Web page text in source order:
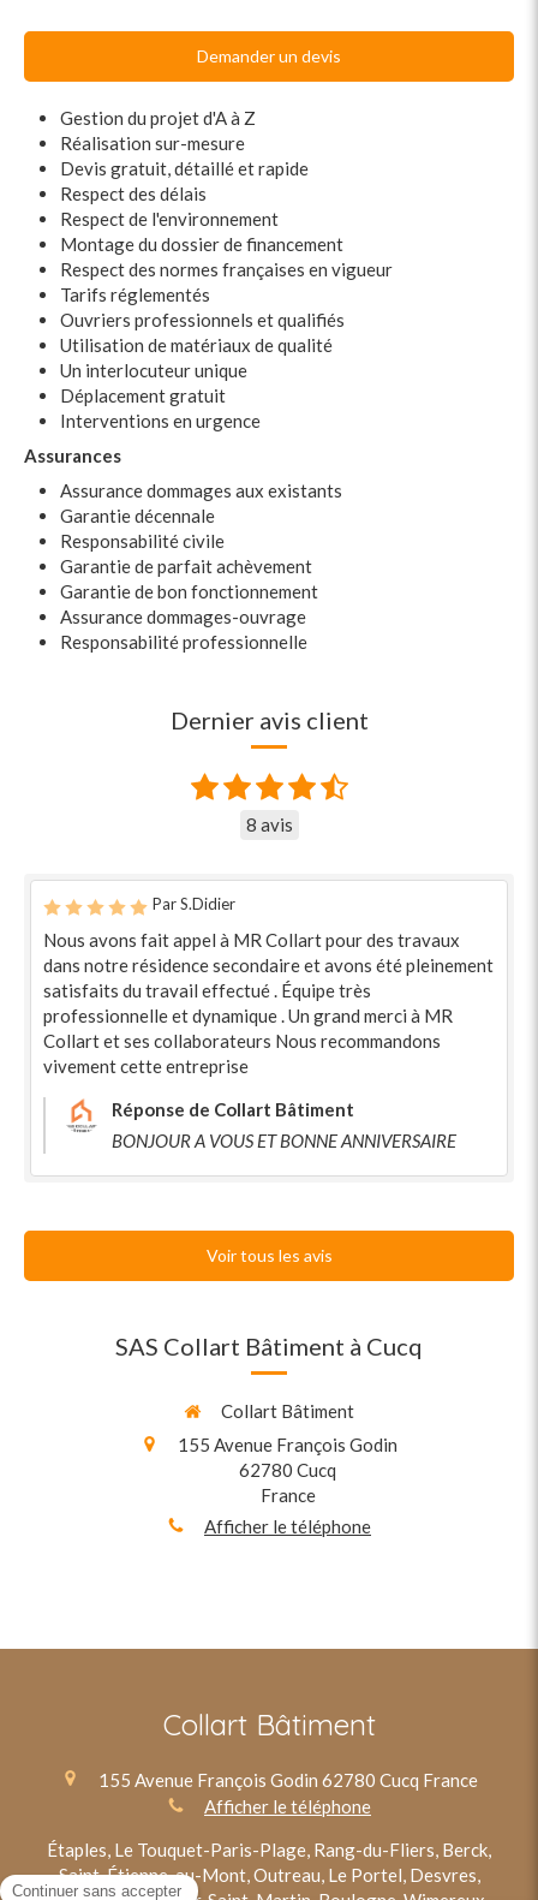
Demander un devis
Gestion du projet d'A à Z
Réalisation sur-mesure
Devis gratuit, détaillé et rapide
Respect des délais
Respect de l'environnement
Montage du dossier de financement
Respect des normes françaises en vigueur
Tarifs réglementés
Ouvriers professionnels et qualifiés
Utilisation de matériaux de qualité
Un interlocuteur unique
Déplacement gratuit
Interventions en urgence
Assurances
Assurance dommages aux existants
Garantie décennale
Responsabilité civile
Garantie de parfait achèvement
Garantie de bon fonctionnement
Assurance dommages-ouvrage
Responsabilité professionnelle
Dernier avis client
8 avis
Par S.Didier
Nous avons fait appel à MR Collart pour des travaux
dans notre résidence secondaire et avons été pleinement
satisfaits du travail effectué . Équipe très
professionnelle et dynamique . Un grand merci à MR
Collart et ses collaborateurs Nous recommandons
vivement cette entreprise
Réponse de Collart Bâtiment
BONJOUR A VOUS ET BONNE ANNIVERSAIRE
Voir tous les avis
SAS Collart Bâtiment à Cucq
Collart Bâtiment
155 Avenue François Godin
62780 Cucq
France
Afficher le téléphone
Collart Bâtiment
155 Avenue François Godin 62780 Cucq France
Afficher le téléphone
Étaples, Le Touquet-Paris-Plage, Rang-du-Fliers, Berck,
Saint-Étienne-au-Mont, Outreau, Le Portel, Desvres,